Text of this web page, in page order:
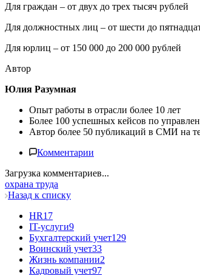
Для граждан – от двух до трех тысяч рублей
Для должностных лиц – от шести до
Для юрлиц – от 150 000 до 200 000 рублей
Автор
Юлия Разумная
Опыт работы в отрасли более 10 лет
Более 100 успешных кейсов по
Автор более 50 публикаций в СМИ на
Комментарии
Загрузка комментариев...
охрана труда
Назад к списку
HR17
IT-услуги9
Бухгалтерский учет129
Воинский учет33
Жизнь компании2
Кадровый учет97